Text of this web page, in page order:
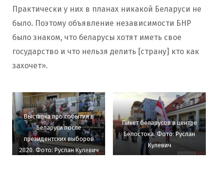
Практически у них в планах никакой Беларуси не
было. Поэтому объявление независимости БНР
было знаком, что беларусы хотят иметь свое
государство и что нельзя делить [страну] кто как
захочет».
Выставка про события в
Беларуси после
президентских выборов
2020. Фото: Руслан Кулевич
Пикет беларусов в центре
Белостока. Фото: Руслан
Кулевич